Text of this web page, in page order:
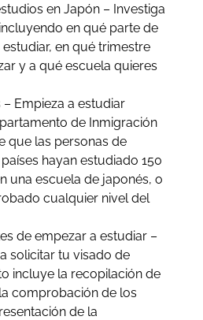
en Japón – Investiga
en qué parte de
en qué trimestre
y a qué escuela quieres
– Empieza a estudiar
de Inmigración
que las personas de
hayan estudiado 150
una escuela de japonés, o
cualquier nivel del
de empezar a estudiar –
solicitar tu visado de
incluye la recopilación de
comprobación de los
de la